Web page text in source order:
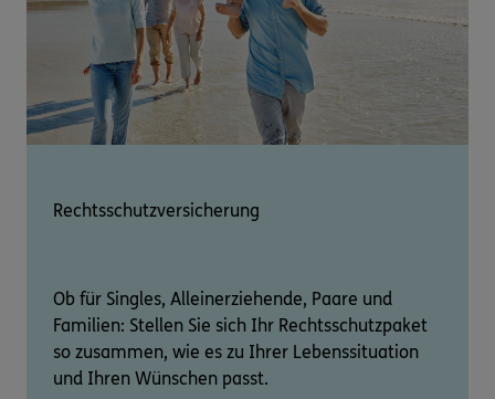
Rechtsschutzversicherung
Ob für Singles, Alleinerziehende, Paare und
Familien: Stellen Sie sich Ihr Rechtsschutzpaket
so zusammen, wie es zu Ihrer Lebenssituation
und Ihren Wünschen passt.